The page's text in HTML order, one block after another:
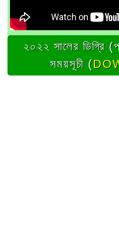
২০২২ সালের ডিগ্রি
সময়সূচী (